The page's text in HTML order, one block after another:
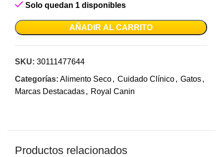
Solo quedan 1 disponibles
AÑADIR AL CARRITO
SKU: 30111477644
Categorías: Alimento Seco, Cuidado Clínico, Gatos,
Marcas Destacadas, Royal Canin
Productos relacionados